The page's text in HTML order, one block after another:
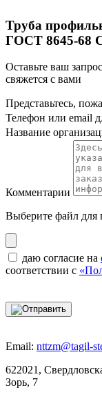
Труба
ГОСТ 8645-68
Оставьте ваш
свяжется с вами
Представьтесь,
Телефон или email
Название
Комментарии
Выберите файл для
даю согласие на
соответствии с
Email: nttzm@tagil-
622021,
Зорь, 7